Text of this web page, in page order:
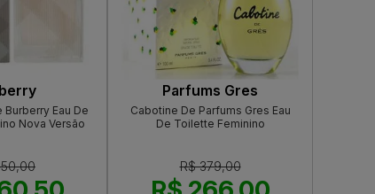
Burberry Eau De
Nova Versão
Parfums Gres
Cabotine De Parfums Gres Eau
De Toilette Feminino
R$ 379,00